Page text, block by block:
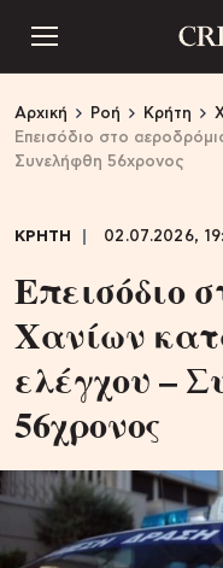
Αρχική Ροή Κρήτη
Επεισόδιο στο
Συνελήφθη 56χρονος
ΚΡΗΤΗ 02.07.2026,
Επεισόδιο
Χανίων
ελέγχου –
56χρονος